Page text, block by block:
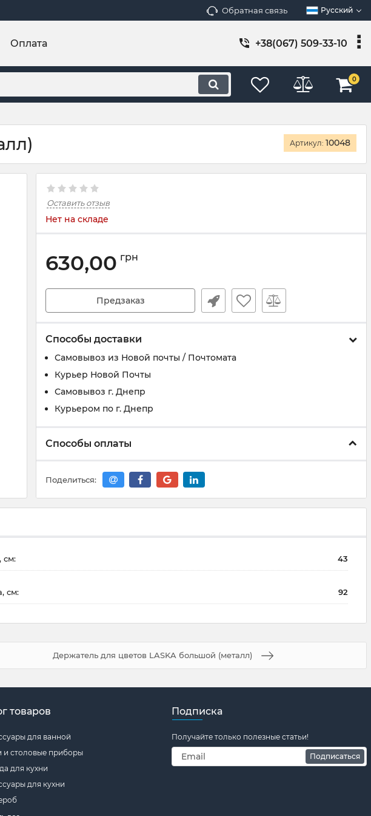
Обратная связь Русский
Оплата +38(067) 509-33-10
0
Артикул: 10048
Оставить отзыв
Нет на складе
630,00 грн
Предзаказ
Способы доставки
Самовывоз из Новой почты / Почтомата
Курьер Новой Почты
Самовывоз г. Днепр
Курьером по г. Днепр
Способы оплаты
Поделиться:
см: 43
см: 92
Держатель для цветов LASKA большой (металл)
товаров
для ванной
и столовые приборы
для кухни
для кухни
Подписка
Получайте только полезные статьи!
Подписаться